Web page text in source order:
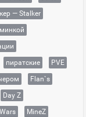
— Stalker
пиратские
PVE
Flan`s
Day Z
MineZ